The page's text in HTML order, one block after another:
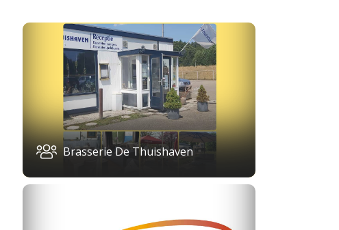
Brasserie De Thuishaven